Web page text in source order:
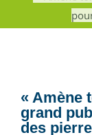
« Amène
grand
des